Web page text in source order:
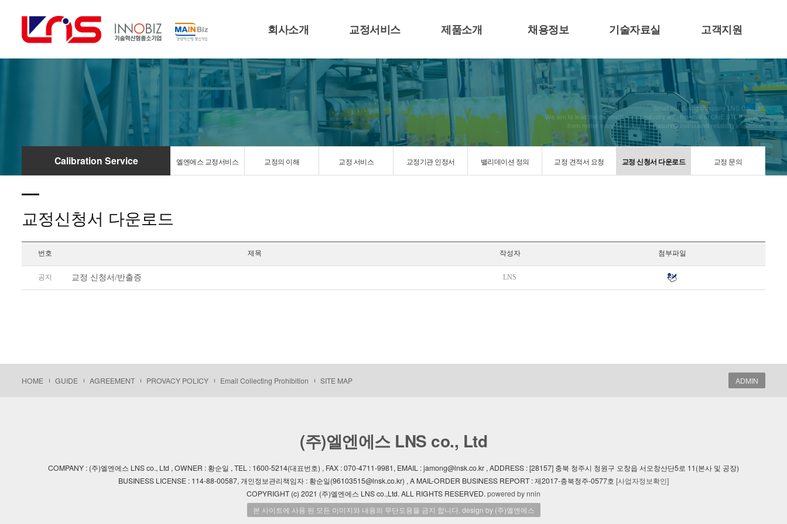
회사소개 교정서비스 제품소개 채용정보 기술자료실 고객지원
Small but strong company LNS Co., Ltd.
We aim to lead the domestic meter industry with the goal of ONE STOP service,
from meter manufacturing to measuring instrument reliability inspection.
Calibration Service 엘엔에스 교정서비스 교정의 이해 교정 서비스 교정기관 인정서 밸리데이션 정의 교정 견적서 요청 교정 신청서 다운로드 교정 문의
교정신청서 다운로드
번호 제목 작성자 첨부파일
공지 교정 신청서/반출증 LNS
HOME GUIDE AGREEMENT PROVACY POLICY Email Collecting Prohibition SITE MAP ADMIN
(주)엘엔에스 LNS co., Ltd
COMPANY : (주)엘엔에스 LNS co., Ltd , OWNER : 황순일 , TEL : 1600-5214(대표번호) , FAX : 070-4711-9981, EMAIL : jamong@lnsk.co.kr , ADDRESS : [28157] 충북 청주시 청원구 오창읍 서오창산단5로 11(본사 및 공장)
BUSINESS LICENSE : 114-88-00587, 개인정보관리책임자 : 황순일(96103515@lnsk.co.kr) , A MAIL-ORDER BUSINESS REPORT : 제2017-충북청주-0577호 [사업자정보확인]
COPYRIGHT (c) 2021 (주)엘엔에스 LNS co.,Ltd. ALL RIGHTS RESERVED. powered by nnin
본 사이트에 사용 된 모든 이미지와 내용의 무단도용을 금지 합니다. design by (주)엘엔에스